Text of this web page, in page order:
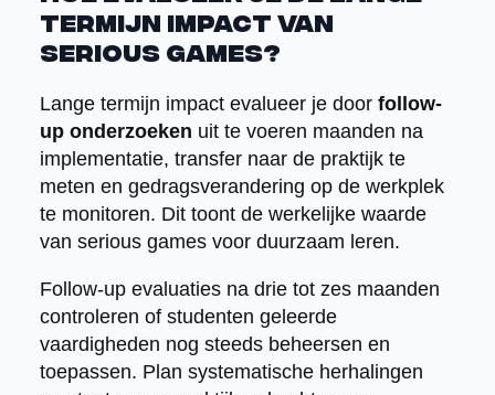
termijn impact van
serious games?
Lange termijn impact evalueer je door follow-
up onderzoeken uit te voeren maanden na
implementatie, transfer naar de praktijk te
meten en gedragsverandering op de werkplek
te monitoren. Dit toont de werkelijke waarde
van serious games voor duurzaam leren.
Follow-up evaluaties na drie tot zes maanden
controleren of studenten geleerde
vaardigheden nog steeds beheersen en
toepassen. Plan systematische herhalingen